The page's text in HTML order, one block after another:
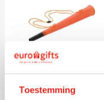
Toestemming
004006008
vanaf
Normale prijs
1,75
Speciale prijs
0,53